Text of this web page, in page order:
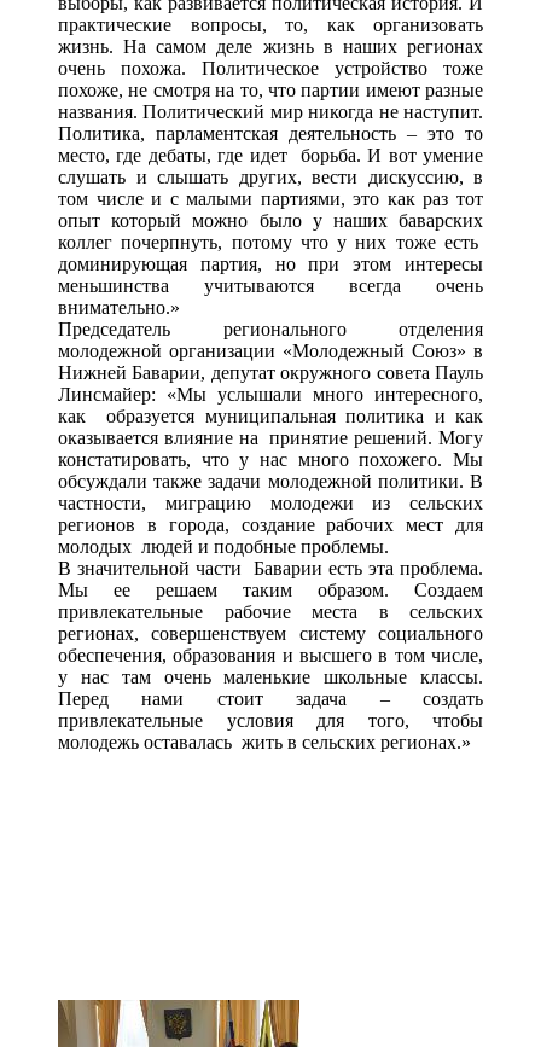
практические вопросы, то, как организовать
жизнь. На самом деле жизнь в наших регионах
очень похожа. Политическое устройство тоже
похоже, не смотря на то, что партии имеют разные
названия. Политический мир никогда не наступит.
Политика, парламентская деятельность – это то
место, где дебаты, где идет борьба. И вот умение
слушать и слышать других, вести дискуссию, в
том числе и с малыми партиями, это как раз тот
опыт который можно было у наших баварских
коллег почерпнуть, потому что у них тоже есть
доминирующая партия, но при этом интересы
меньшинства учитываются всегда очень
внимательно.»
Председатель регионального отделения
молодежной организации «Молодежный Союз» в
Нижней Баварии, депутат окружного совета Пауль
Линсмайер: «Мы услышали много интересного,
как образуется муниципальная политика и как
оказывается влияние на принятие решений. Могу
констатировать, что у нас много похожего. Мы
обсуждали также задачи молодежной политики. В
частности, миграцию молодежи из сельских
регионов в города, создание рабочих мест для
молодых людей и подобные проблемы.
В значительной части Баварии есть эта проблема.
Мы ее решаем таким образом. Создаем
привлекательные рабочие места в сельских
регионах, совершенствуем систему социального
обеспечения, образования и высшего в том числе,
у нас там очень маленькие школьные классы.
Перед нами стоит задача – создать
привлекательные условия для того, чтобы
молодежь оставалась жить в сельских регионах.»